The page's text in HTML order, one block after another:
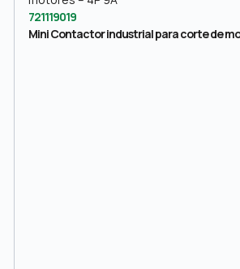
721119019
Mini Contactor industrial para corte de